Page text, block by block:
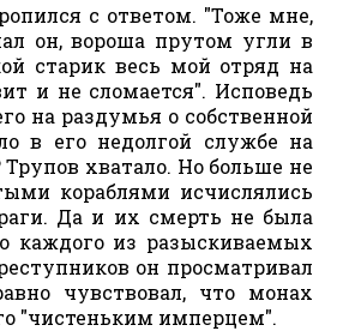
с ответом. "Тоже мне,
он, вороша прутом угли в
старик весь мой отряд на
и не сломается". Исповедь
на раздумья о собственной
в его недолгой службе на
хватало. Но больше не
кораблями исчислялись
Да и их смерть не была
каждого из разыскиваемых
он просматривал
чувствовал, что монах
"чистеньким имперцем".